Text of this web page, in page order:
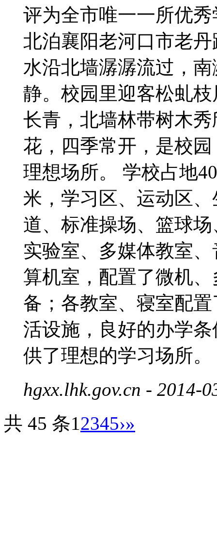
评为全市唯一一所优
北泊襄阳老河口市老
水沿北墙潺潺流过，
静。校园里迎客松虬
长青，北墙林带树木
花，四季常开，是校
理想场所。 学校占地
米，学习区、运动区
道、标准操场、篮球
实验室、多媒体教室
算机室，配置了微机
备；各教室、寝室配
活设施，良好的办学
供了理想的学习场所。
hgxx.lhk.gov.cn - 2014-
共 45 条12345›»